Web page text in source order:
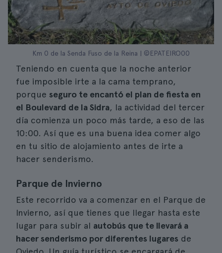
Km 0 de la Senda Fuso de la Reina | ©EPATEIRO00
Teniendo en cuenta que la noche anterior
fue imposible irte a la cama temprano,
porque seguro te encantó el plan de fiesta en
el Boulevard de la Sidra, la actividad del tercer
día comienza un poco más tarde, a eso de las
10:00. Así que es una buena idea comer algo
en tu sitio de alojamiento antes de irte a
hacer senderismo.
Parque de Invierno
Este recorrido va a comenzar en el Parque de
Invierno, así que tienes que llegar hasta este
lugar para subir al autobús que te llevará a
hacer senderismo por diferentes lugares de